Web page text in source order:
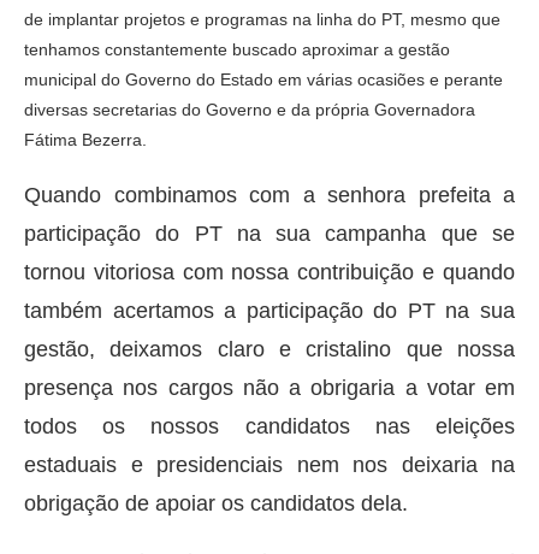
de implantar projetos e programas na linha do PT, mesmo que
tenhamos constantemente buscado aproximar a gestão
municipal do Governo do Estado em várias ocasiões e perante
diversas secretarias do Governo e da própria Governadora
Fátima Bezerra.
Quando combinamos com a senhora prefeita a
participação do PT na sua campanha que se
tornou vitoriosa com nossa contribuição e quando
também acertamos a participação do PT na sua
gestão, deixamos claro e cristalino que nossa
presença nos cargos não a obrigaria a votar em
todos os nossos candidatos nas eleições
estaduais e presidenciais nem nos deixaria na
obrigação de apoiar os candidatos dela.